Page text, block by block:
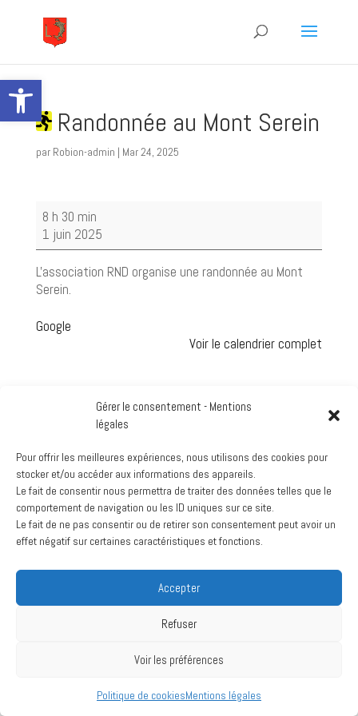
Ouvrir la barre d’outils
Gérer le consentement - Mentions
légales
Pour offrir les meilleures expériences, nous utilisons des cookies pour
stocker et/ou accéder aux informations des appareils.
Le fait de consentir nous permettra de traiter des données telles que le
comportement de navigation ou les ID uniques sur ce site.
Le fait de ne pas consentir ou de retirer son consentement peut avoir un
effet négatif sur certaines caractéristiques et fonctions.
Accepter
Refuser
Voir les préférences
Politique de cookiesMentions légales
Randonnée au Mont Serein
par Robion-admin | Mar 24, 2025
Randonnée
au
Mont
8 h 30 min
1 juin 2025
L'association RND organise une randonnée au Mont
Serein.
Google
Voir le calendrier complet
Création :La Vache Noire Sud- 2024